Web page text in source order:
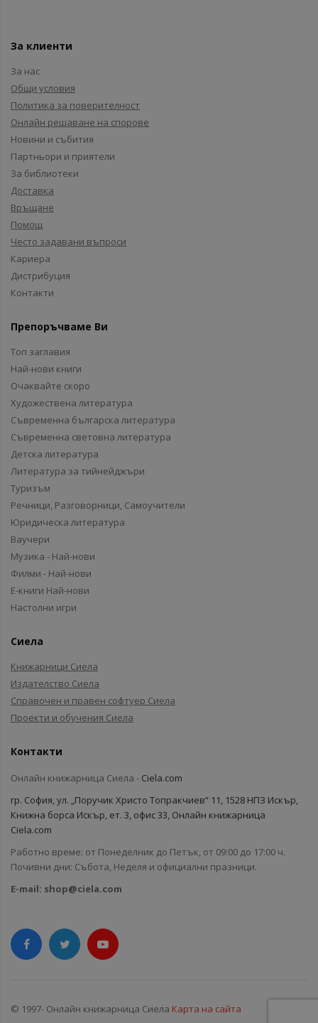
За клиенти
За нас
Общи условия
Политика за поверителност
Онлайн решаване на спорове
Новини и събития
Партньори и приятели
За библиотеки
Доставка
Връщане
Помощ
Често задавани въпроси
Кариера
Дистрибуция
Контакти
Препоръчваме Ви
Топ заглавия
Най-нови книги
Очаквайте скоро
Художествена литература
Съвременна българска литература
Съвременна световна литература
Детска литература
Литература за тийнейджъри
Туризъм
Речници, Разговорници, Самоучители
Юридическа литература
Ваучери
Музика - Най-нови
Филми - Най-нови
Е-книги Най-нови
Настолни игри
Сиела
Книжарници Сиела
Издателство Сиела
Справочен и правен софтуер Сиела
Проекти и обучения Сиела
Контакти
Онлайн книжарница Сиела - Ciela.com
гр. София, ул. „Поручик Христо Топракчиев“ 11, 1528 НПЗ Искър,
Книжна борса Искър, ет. 3, офис 33, Онлайн книжарница
Ciela.com
Работно време: от Понеделник до Петък, от 09:00 до 17:00 ч.
Почивни дни: Събота, Неделя и официални празници.
E-mail: shop@ciela.com
© 1997- Онлайн книжарница Сиела Карта на сайта